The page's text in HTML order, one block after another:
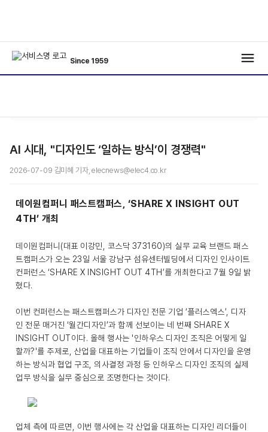
Since 1959
AI 시대, "디자인도 ‘일하는 방식’이 경쟁력"
2026-07-09 김미혜 기자, elecnews@elec4.co.kr
데이원컴퍼니 패스트캠퍼스, ‘SHARE X INSIGHT OUT
4TH’ 개최
데이원컴퍼니(대표 이강민, 코스닥 373160)의 실무 교육 브랜드 패스
트캠퍼스가 오는 23일 서울 강남구 섬유센터빌딩에서 디자인 인사이트
컨퍼런스 ‘SHARE X INSIGHT OUT 4TH’를 개최한다고 7월 9일 밝
혔다.
이번 컨퍼런스는 패스트캠퍼스가 디자인 전문 기업 ‘플러스엑스’, 디자
인 전문 매거진 ‘월간디자인’과 함께 선보이는 네 번째 SHARE X
INSIGHT OUT이다. 올해 행사는 '인하우스 디자인 조직은 어떻게 일
할까?'를 주제로, 산업을 대표하는 기업들이 조직 안에서 디자인을 운영
하는 방식과 협업 구조, 의사결정 과정 등 인하우스 디자인 조직의 실제
업무 방식을 실무 중심으로 조명한다는 것이다.
업체 측에 따르면, 이번 행사에는 각 산업을 대표하는 디자인 리더들이